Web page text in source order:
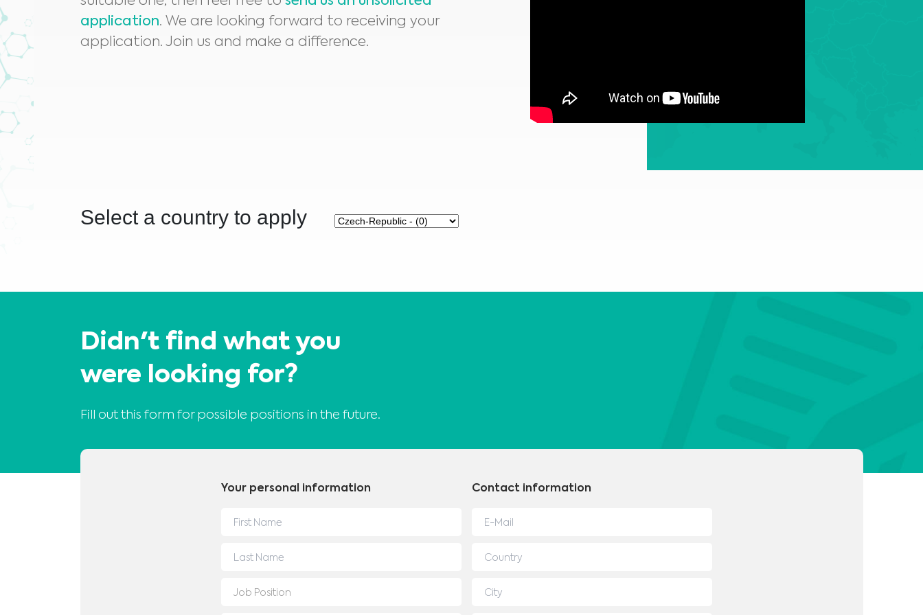
application. We are looking forward to receiving your
application. Join us and make a difference.
Select a country to apply
Didn't find what you
were looking for?
Fill out this form for possible positions in the future.
Your personal information Contact information